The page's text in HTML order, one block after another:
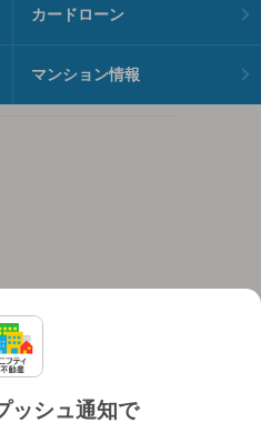
ッシュ通知で
カードローン
マンション情報